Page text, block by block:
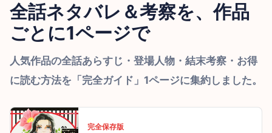
全話ネタバレ＆考察を、作品
ごとに1ページで
人気作品の全話あらすじ・登場人物・結末考察・お得
に読む方法を「完全ガイド」1ページに集約しました。
完全保存版